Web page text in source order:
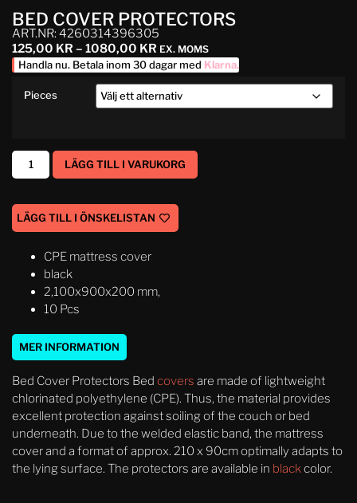
BED COVER PROTECTORS
ART.NR: 4260314396305
125,00 KR – 1080,00 KR EX. MOMS
Handla nu. Betala inom 30 dagar med Klarna.
Pieces
LÄGG TILL I VARUKORG
LÄGG TILL I ÖNSKELISTAN
CPE mattress cover
black
2,100x900x200 mm,
10 Pcs
MER INFORMATION
Bed Cover Protectors Bed covers are made of lightweight
chlorinated polyethylene (CPE). Thus, the material provides
excellent protection against soiling of the couch or bed
underneath. Due to the welded elastic band, the mattress
cover and a format of approx. 210 x 90cm optimally adapts to
the lying surface. The protectors are available in blackcolor.